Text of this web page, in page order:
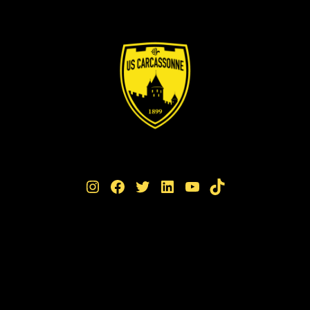
Instagram Facebook Twitter LinkedIn YouTube TikTok